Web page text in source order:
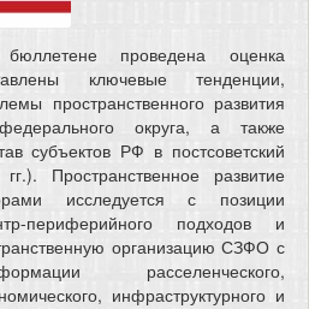
проведена оценка
ключевые тенденции,
пространственного развития
округа, а также
субъектов РФ в постсоветский
Пространственное развитие
исследуется с позиции
периферийного подходов и
организацию СЗФО с
расселенческого,
инфраструктурного и